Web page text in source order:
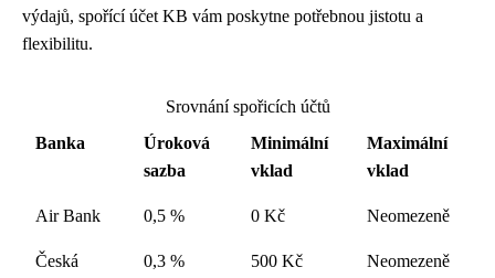
výdajů, spořící účet KB vám poskytne potřebnou jistotu a
flexibilitu.
Srovnání spořicích účtů
Banka
Úroková
sazba
Minimální
vklad
Maximální
vklad
Air Bank 0,5 % 0 Kč Neomezeně
Česká
0,3 % 500 Kč Neomezeně